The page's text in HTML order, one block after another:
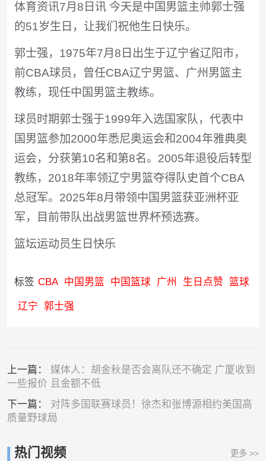
体育资讯7月8日讯 今天是中国男篮主帅郭士强
的51岁生日，让我们祝他生日快乐。
郭士强，1975年7月8日出生于辽宁省辽阳市，
前CBA球员，曾任CBA辽宁男篮、广州男篮主
教练，现任中国男篮主教练。
球员时期郭士强于1999年入选国家队，代表中
国男篮参加2000年悉尼奥运会和2004年雅典奥
运会，分获第10名和第8名。2005年退役后转型
教练，2018年率领辽宁男篮夺得队史首个CBA
总冠军。2025年8月带领中国男篮获亚洲杯亚
军，目前带队出战男篮世界杯预选赛。
篮坛运动员生日快乐
标签 CBA 中国男篮 中国篮球 广州 生日点赞 篮球
辽宁 郭士强
上一篇： 媒体人：胡金秋是否会离队还不确定 广厦收到
一些报价 且金额不低
下一篇： 对阵多国联赛球员！徐杰和张博源相约美国高
质量野球局
热门视频 更多 >>